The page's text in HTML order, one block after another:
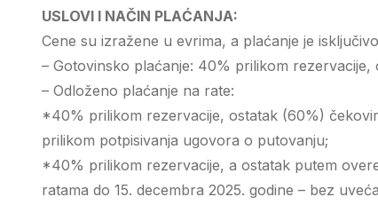
USLOVI I NAČIN PLAĆANJA:
Cene su izražene u evrima, a plaćanje je
– Gotovinsko plaćanje: 40% prilikom
– Odloženo plaćanje na rate:
*40% prilikom rezervacije, ostatak (60%)
prilikom potpisivanja ugovora o putovanju;
*40% prilikom rezervacije, a ostatak putem
ratama do 15. decembra 2025. godine – bez